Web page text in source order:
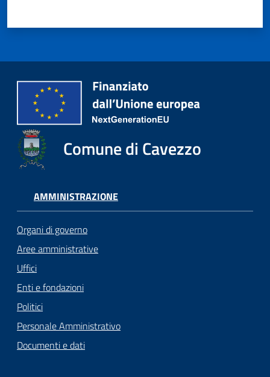
Comune di Cavezzo
AMMINISTRAZIONE
Organi di governo
Aree amministrative
Uffici
Enti e fondazioni
Politici
Personale Amministrativo
Documenti e dati